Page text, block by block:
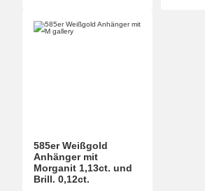
585er Weißgold
Anhänger mit
Morganit 1,13ct. und
Brill. 0,12ct.